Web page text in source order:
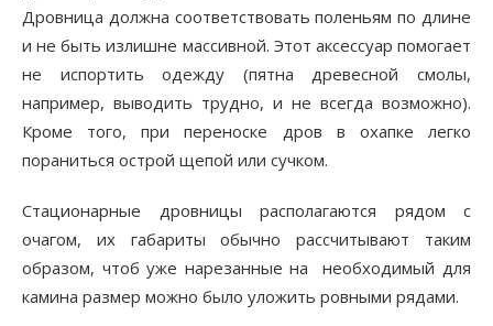
Дровница должна соответствовать поленьям по длине
и не быть излишне массивной. Этот аксессуар помогает
не испортить одежду (пятна древесной смолы,
например, выводить трудно, и не всегда возможно).
Кроме того, при переноске дров в охапке легко
пораниться острой щепой или сучком.
Стационарные дровницы располагаются рядом с
очагом, их габариты обычно рассчитывают таким
образом, чтоб уже нарезанные на необходимый для
камина размер можно было уложить ровными рядами.